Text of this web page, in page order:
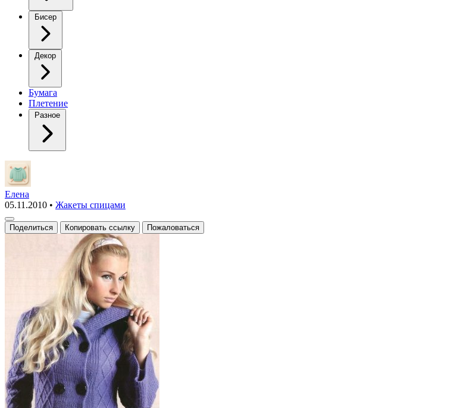
Бисер
Декор
Бумага
Плетение
Разное
Элегантный
жакет
взанный
спицами
Елена
05.11.2010 • Жакеты спицами
Поделиться Копировать ссылку Пожаловаться